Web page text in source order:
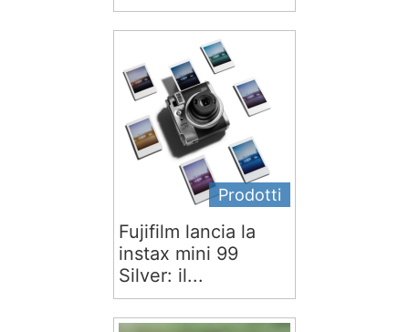
Prodotti
Fujifilm lancia la
instax mini 99
Silver: il...